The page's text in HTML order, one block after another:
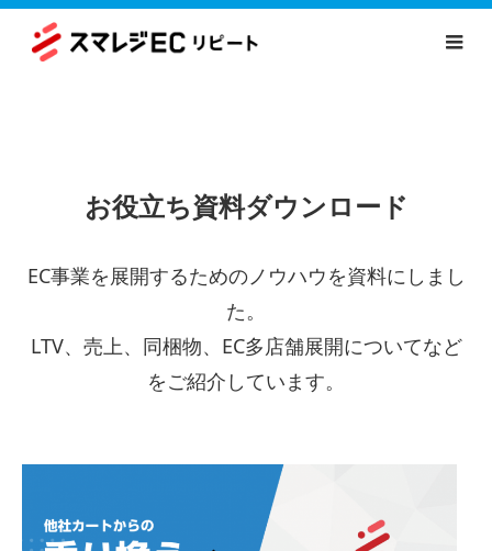
お役立ち資料ダウンロード
EC事業を展開するためのノウハウを資料にしまし
た。
LTV、売上、同梱物、EC多店舗展開についてなど
をご紹介しています。